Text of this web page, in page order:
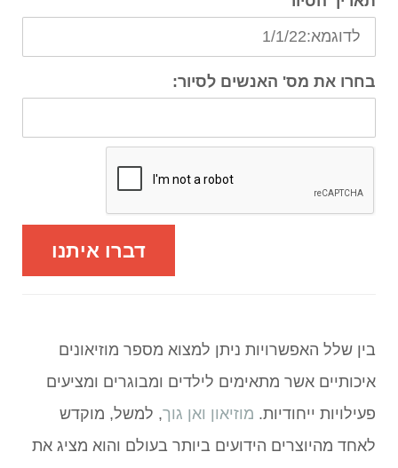
בחרו את מס' האנשים לסיור:
דברו איתנו
בין שלל האפשרויות ניתן למצוא מספר מוזיאונים
איכותיים אשר מתאימים לילדים ומבוגרים ומציעים
פעילויות ייחודיות. מוזיאון ואן גוך, למשל, מוקדש
לאחד מהיוצרים הידועים ביותר בעולם והוא מציג את